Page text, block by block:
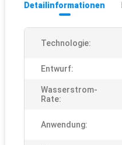
Detailinformationen
Technologie:
Entwurf:
Wasserstrom-
Rate:
Anwendung: